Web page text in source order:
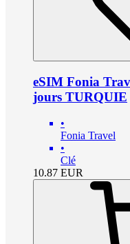
eSIM Fonia
jours TURQUIE
•
Fonia Travel
•
Clé
10.87 EUR